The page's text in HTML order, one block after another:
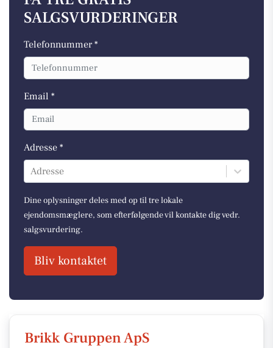
SALGSVURDERINGER
Telefonnummer *
Email *
Adresse *
Adresse
Dine oplysninger deles med op til tre lokale
ejendomsmæglere, som efterfølgende vil kontakte dig vedr.
salgsvurdering.
Bliv kontaktet
Brikk Gruppen ApS